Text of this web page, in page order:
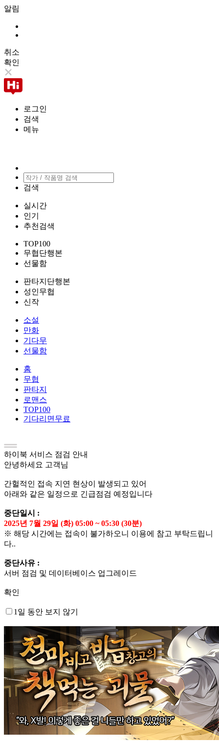
알림
취소
확인
로그인
검색
메뉴
검색
실시간
인기
추천검색
TOP100
무협단행본
선물함
판타지단행본
성인무협
신작
소설
만화
기다무
선물함
홈
무협
판타지
로맨스
TOP100
기다리면무료
하이북 서비스 점검 안내
안녕하세요 고객님
간헐적인 접속 지연 현상이 발생되고 있어
아래와 같은 일정으로 긴급점검 예정입니다
중단일시 :
2025년 7월 29일 (화) 05:00 ~ 05:30 (30분)
※ 해당 시간에는 접속이 불가하오니 이용에 참고 부탁드립니
다..
중단사유 :
서버 점검 및 데이터베이스 업그레이드
확인
1일 동안 보지 않기